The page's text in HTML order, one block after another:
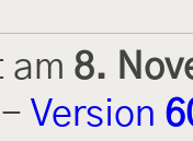
am 8.
- Version